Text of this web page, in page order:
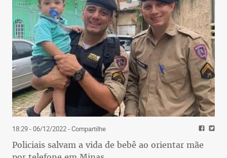
18:29 - 06/12/2022- Compartilhe
Policiais salvam a vida de bebê ao orientar mãe